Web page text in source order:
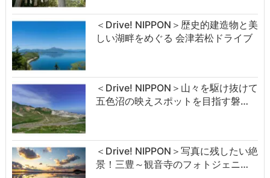
＜Drive! NIPPON＞歴史的建造物と美
しい湖畔をめぐる 会津若松ドライブ
＜Drive! NIPPON＞山々を駆け抜けて
五色沼の映えスポットを目指す磐…
＜Drive! NIPPON＞写真に残したい絶
景！三豊～観音寺のフォトジェニ…